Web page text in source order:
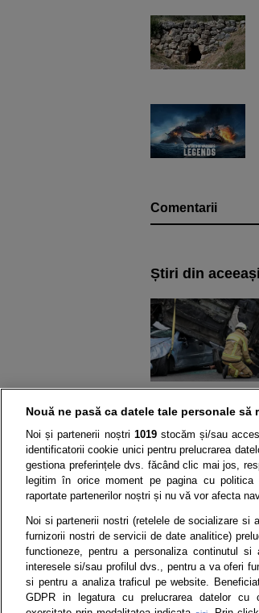
Comentarii
Știri din
Știri
Termeni si
Nouă ne pasă ca datele tale personale să
Noi și partenerii noștri 1019stocăm și/sau
identificatorii cookie unici pentru prelucrarea
gestiona preferințele dvs. făcând clic mai jos,
legitim în orice moment pe pagina cu
raportate partenerilor noștri și nu vă vor afecta
Noi si partenerii nostri (retelele de socializare si
furnizorii nostri de servicii de date analitice)
functioneze, pentru a personaliza continutul
interesele si/sau profilul dvs., pentru a va oferi
si pentru a analiza traficul pe website.
GDPR in legatura cu prelucrarea datelor cu